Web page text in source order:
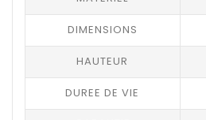
DIMENSIONS
HAUTEUR
DUREE DE VIE